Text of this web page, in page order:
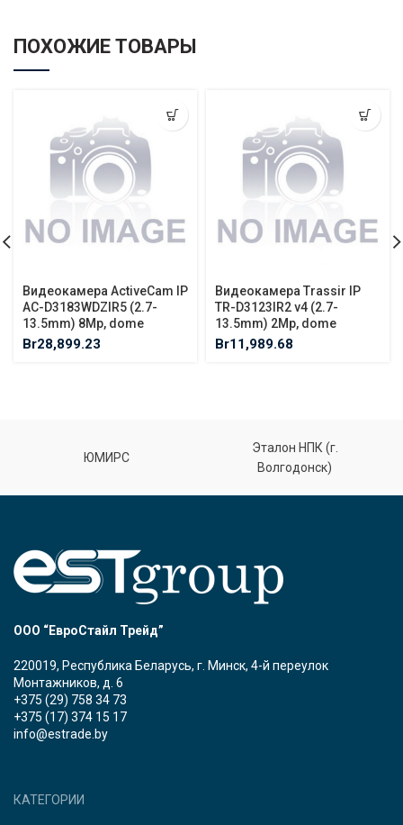
ПОХОЖИЕ ТОВАРЫ
Видеокамера ActiveCam IP
AC-D3183WDZIR5 (2.7-
13.5mm) 8Mp, dome
Br28,899.23
Видеокамера Trassir IP
TR-D3123IR2 v4 (2.7-
13.5mm) 2Mp, dome
Br11,989.68
ЮМИРС
Эталон НПК (г.
Волгодонск)
ООО “ЕвроСтайл Трейд”
220019, Республика Беларусь, г. Минск, 4-й переулок
Монтажников, д. 6
+375 (29) 758 34 73
+375 (17) 374 15 17
info@estrade.by
КАТЕГОРИИ